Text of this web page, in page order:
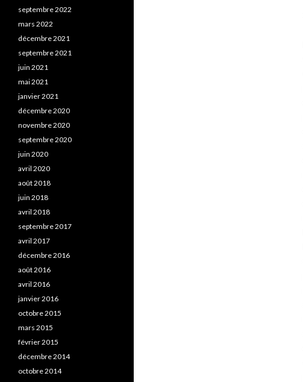
septembre 2022
mars 2022
décembre 2021
septembre 2021
juin 2021
mai 2021
janvier 2021
décembre 2020
novembre 2020
septembre 2020
juin 2020
avril 2020
août 2018
juin 2018
avril 2018
septembre 2017
avril 2017
décembre 2016
août 2016
avril 2016
janvier 2016
octobre 2015
mars 2015
février 2015
décembre 2014
octobre 2014